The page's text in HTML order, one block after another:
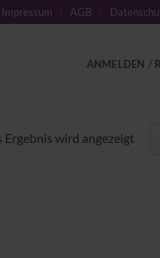
Impressum AGB
ANMELDEN /
Ergebnis wird angezeigt